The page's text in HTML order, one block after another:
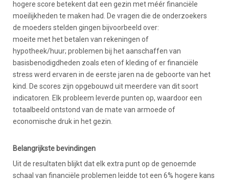
hogere score betekent dat een gezin met méér financiële
moeilijkheden te maken had. De vragen die de onderzoekers
de moeders stelden gingen bijvoorbeeld over:
moeite met het betalen van rekeningen of
hypotheek/huur; problemen bij het aanschaffen van
basisbenodigdheden zoals eten of kleding of er financiële
stress werd ervaren in de eerste jaren na de geboorte van het
kind. De scores zijn opgebouwd uit meerdere van dit soort
indicatoren. Elk probleem leverde punten op, waardoor een
totaalbeeld ontstond van de mate van armoede of
economische druk in het gezin.
Belangrijkste bevindingen
Uit de resultaten blijkt dat elk extra punt op de genoemde
schaal van financiële problemen leidde tot een 6% hogere kans